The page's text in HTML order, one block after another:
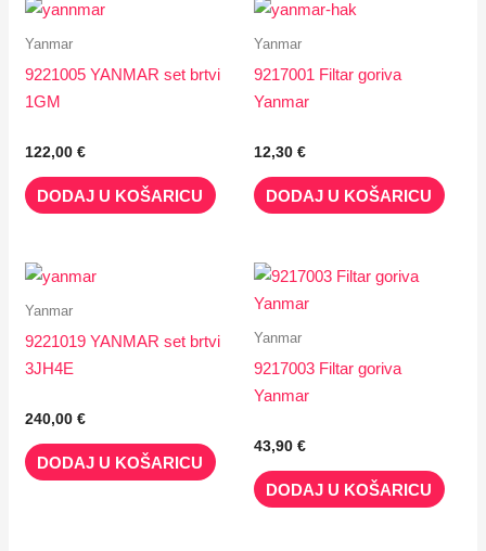
Yanmar
9221005 YANMAR set brtvi
1GM
122,00€
DODAJ U KOŠARICU
Yanmar
9217001 Filtar goriva
Yanmar
12,30 €
DODAJ U KOŠARICU
Yanmar
9221019 YANMAR set brtvi
3JH4E
240,00€
DODAJ U KOŠARICU
Yanmar
9217003 Filtar goriva
Yanmar
43,90 €
DODAJ U KOŠARICU